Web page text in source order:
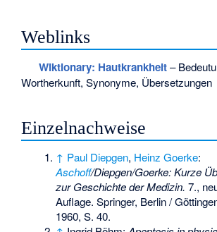
Weblinks
Wiktionary: Hautkrankheit–
Wortherkunft, Synonyme, Übersetzungen
Einzelnachweise
↑ Paul Diepgen, Heinz Goerke:
Aschoff/Diepgen/Goerke: Kurze
zur Geschichte der Medizin. 7.,
Auflage. Springer, Berlin /
1960, S. 40.